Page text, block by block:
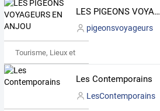
LES PIGEONS VOYAGEURS EN ANJOU
pigeonsvoyageurs
Tourisme, Lieux et Événements
Les Contemporains
LesContemporains